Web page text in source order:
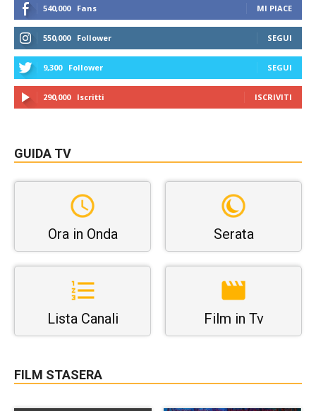
540,000 Fans MI PIACE
550,000 Follower SEGUI
9,300 Follower SEGUI
290,000 Iscritti ISCRIVITI
GUIDA TV
Ora in Onda Serata
Lista Canali Film in Tv
FILM STASERA